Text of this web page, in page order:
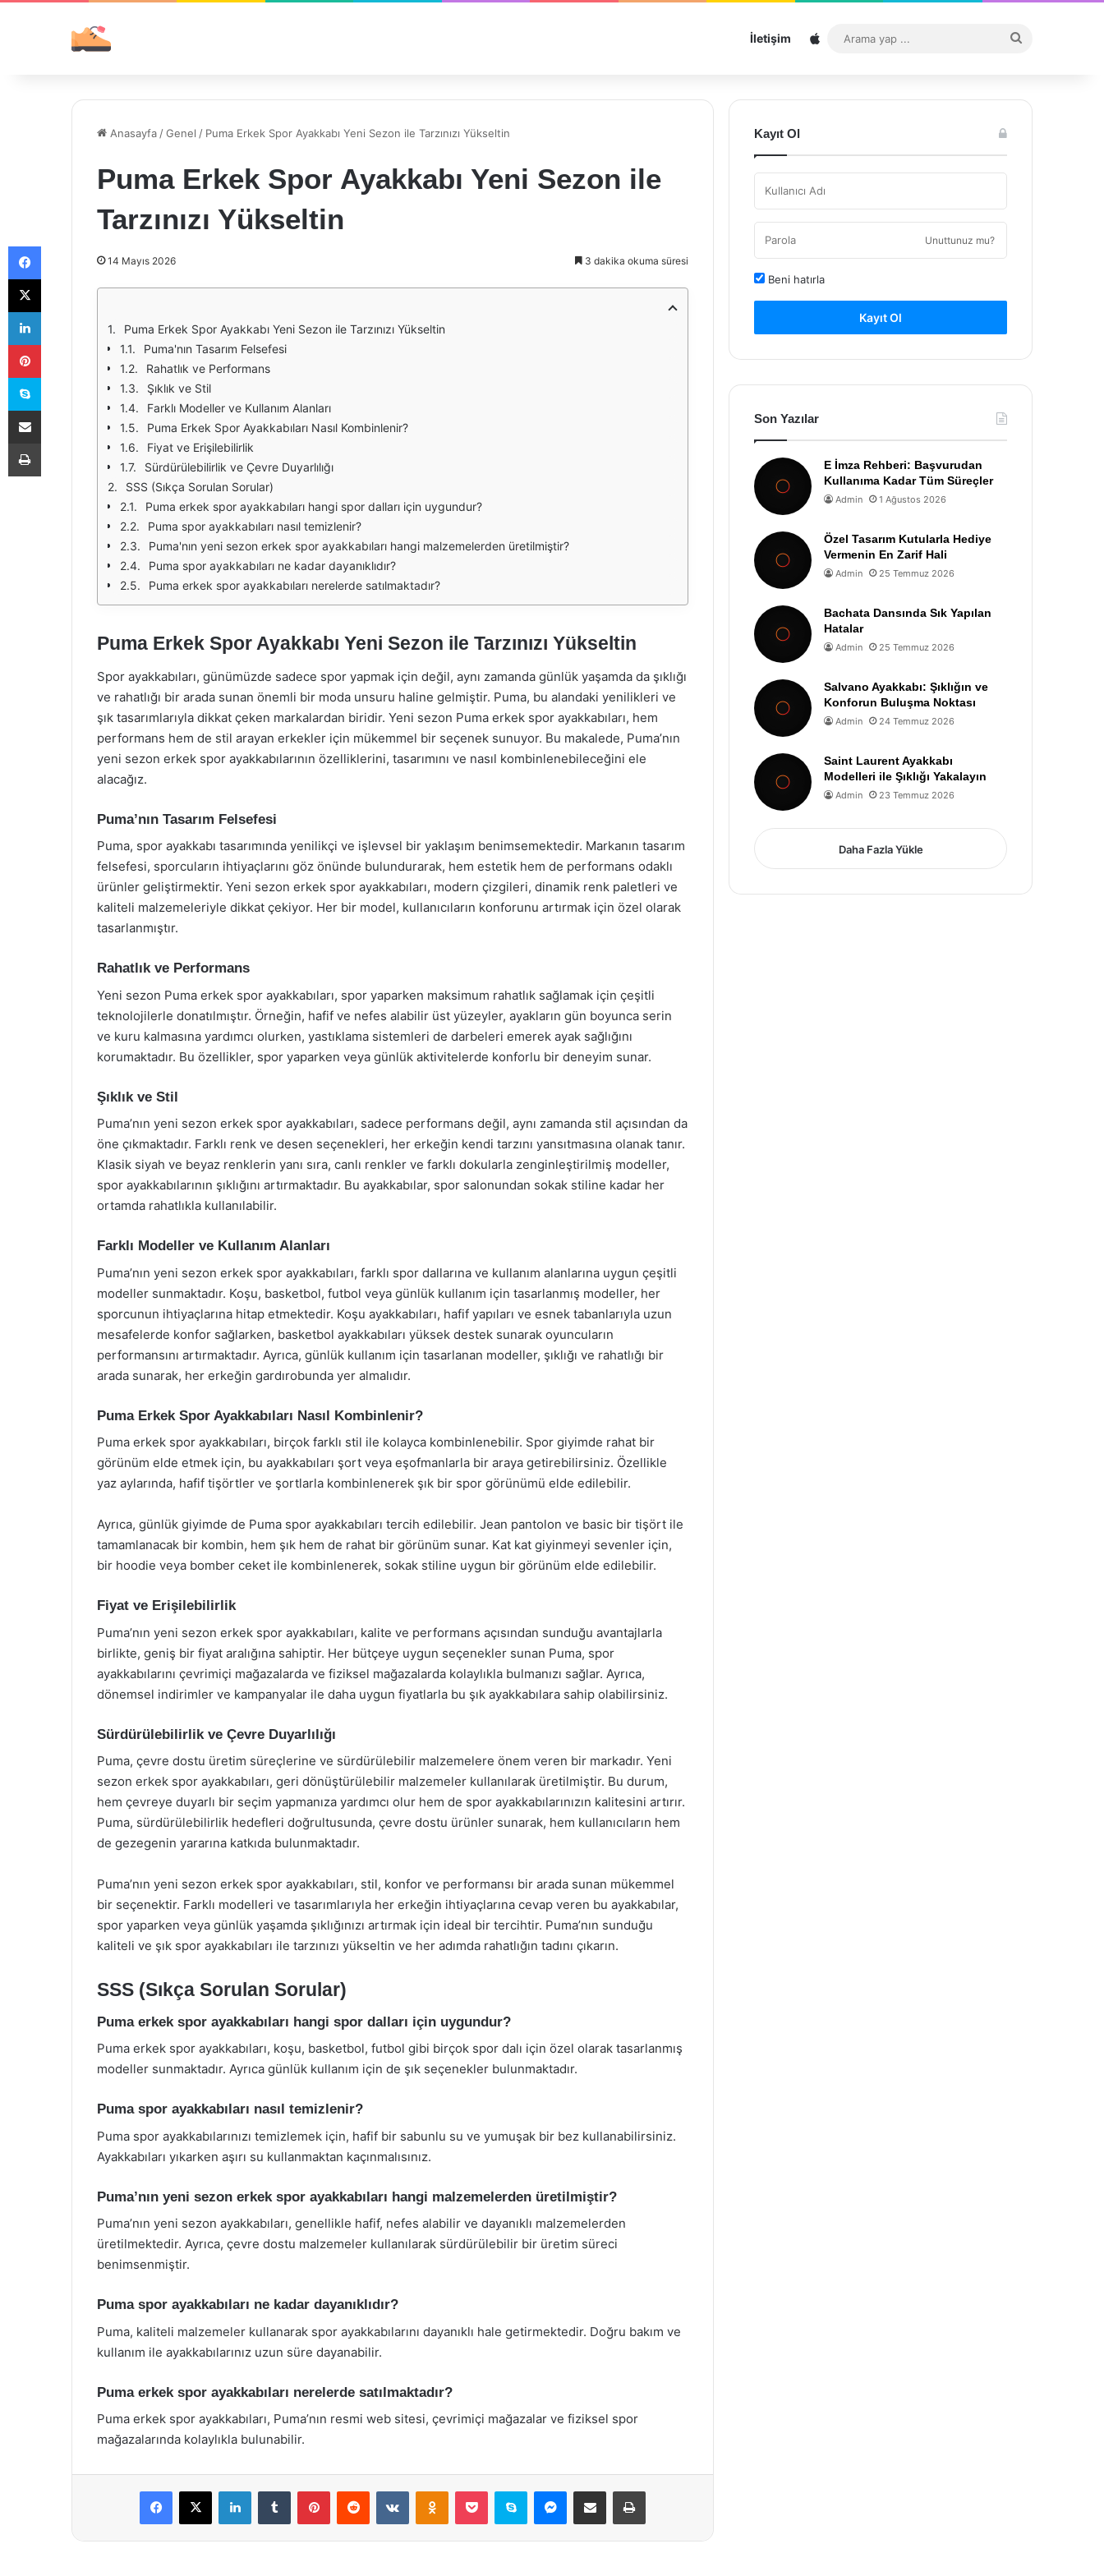
İletişim Sitemap
...
Anasayfa /Genel / Puma Erkek Spor Ayakkabı Yeni Sezon ile Tarzınızı Yükseltin
Puma Erkek Spor Ayakkabı Yeni Sezon ile
Tarzınızı Yükseltin
14 Mayıs 2026 3 dakika okuma süresi
Puma Erkek Spor Ayakkabı Yeni Sezon ile Tarzınızı Yükseltin
Puma'nın Tasarım Felsefesi
Rahatlık ve Performans
Şıklık ve Stil
Farklı Modeller ve Kullanım Alanları
Puma Erkek Spor Ayakkabıları Nasıl Kombinlenir?
Fiyat ve Erişilebilirlik
Sürdürülebilirlik ve Çevre Duyarlılığı
SSS (Sıkça Sorulan Sorular)
Puma erkek spor ayakkabıları hangi spor dalları için uygundur?
Puma spor ayakkabıları nasıl temizlenir?
Puma'nın yeni sezon erkek spor ayakkabıları hangi malzemelerden üretilmiştir?
Puma spor ayakkabıları ne kadar dayanıklıdır?
Puma erkek spor ayakkabıları nerelerde satılmaktadır?
Puma Erkek Spor Ayakkabı Yeni Sezon ile Tarzınızı Yükseltin
Spor ayakkabıları, günümüzde sadece spor yapmak için değil, aynı zamanda günlük yaşamda da şıklığı
ve rahatlığı bir arada sunan önemli bir moda unsuru haline gelmiştir. Puma, bu alandaki yenilikleri ve
şık tasarımlarıyla dikkat çeken markalardan biridir. Yeni sezon Puma erkek spor ayakkabıları, hem
performans hem de stil arayan erkekler için mükemmel bir seçenek sunuyor. Bu makalede, Puma’nın
yeni sezon erkek spor ayakkabılarının özelliklerini, tasarımını ve nasıl kombinlenebileceğini ele
alacağız.
Puma’nın Tasarım Felsefesi
Puma, spor ayakkabı tasarımında yenilikçi ve işlevsel bir yaklaşım benimsemektedir. Markanın tasarım
felsefesi, sporcuların ihtiyaçlarını göz önünde bulundurarak, hem estetik hem de performans odaklı
ürünler geliştirmektir. Yeni sezon erkek spor ayakkabıları, modern çizgileri, dinamik renk paletleri ve
kaliteli malzemeleriyle dikkat çekiyor. Her bir model, kullanıcıların konforunu artırmak için özel olarak
tasarlanmıştır.
Rahatlık ve Performans
Yeni sezon Puma erkek spor ayakkabıları, spor yaparken maksimum rahatlık sağlamak için çeşitli
teknolojilerle donatılmıştır. Örneğin, hafif ve nefes alabilir üst yüzeyler, ayakların gün boyunca serin
ve kuru kalmasına yardımcı olurken, yastıklama sistemleri de darbeleri emerek ayak sağlığını
korumaktadır. Bu özellikler, spor yaparken veya günlük aktivitelerde konforlu bir deneyim sunar.
Şıklık ve Stil
Puma’nın yeni sezon erkek spor ayakkabıları, sadece performans değil, aynı zamanda stil açısından da
öne çıkmaktadır. Farklı renk ve desen seçenekleri, her erkeğin kendi tarzını yansıtmasına olanak tanır.
Klasik siyah ve beyaz renklerin yanı sıra, canlı renkler ve farklı dokularla zenginleştirilmiş modeller,
spor ayakkabılarının şıklığını artırmaktadır. Bu ayakkabılar, spor salonundan sokak stiline kadar her
ortamda rahatlıkla kullanılabilir.
Farklı Modeller ve Kullanım Alanları
Puma’nın yeni sezon erkek spor ayakkabıları, farklı spor dallarına ve kullanım alanlarına uygun çeşitli
modeller sunmaktadır. Koşu, basketbol, futbol veya günlük kullanım için tasarlanmış modeller, her
sporcunun ihtiyaçlarına hitap etmektedir. Koşu ayakkabıları, hafif yapıları ve esnek tabanlarıyla uzun
mesafelerde konfor sağlarken, basketbol ayakkabıları yüksek destek sunarak oyuncuların
performansını artırmaktadır. Ayrıca, günlük kullanım için tasarlanan modeller, şıklığı ve rahatlığı bir
arada sunarak, her erkeğin gardırobunda yer almalıdır.
Puma Erkek Spor Ayakkabıları Nasıl Kombinlenir?
Puma erkek spor ayakkabıları, birçok farklı stil ile kolayca kombinlenebilir. Spor giyimde rahat bir
görünüm elde etmek için, bu ayakkabıları şort veya eşofmanlarla bir araya getirebilirsiniz. Özellikle
yaz aylarında, hafif tişörtler ve şortlarla kombinlenerek şık bir spor görünümü elde edilebilir.
Ayrıca, günlük giyimde de Puma spor ayakkabıları tercih edilebilir. Jean pantolon ve basic bir tişört ile
tamamlanacak bir kombin, hem şık hem de rahat bir görünüm sunar. Kat kat giyinmeyi sevenler için,
bir hoodie veya bomber ceket ile kombinlenerek, sokak stiline uygun bir görünüm elde edilebilir.
Fiyat ve Erişilebilirlik
Puma’nın yeni sezon erkek spor ayakkabıları, kalite ve performans açısından sunduğu avantajlarla
birlikte, geniş bir fiyat aralığına sahiptir. Her bütçeye uygun seçenekler sunan Puma, spor
ayakkabılarını çevrimiçi mağazalarda ve fiziksel mağazalarda kolaylıkla bulmanızı sağlar. Ayrıca,
dönemsel indirimler ve kampanyalar ile daha uygun fiyatlarla bu şık ayakkabılara sahip olabilirsiniz.
Sürdürülebilirlik ve Çevre Duyarlılığı
Puma, çevre dostu üretim süreçlerine ve sürdürülebilir malzemelere önem veren bir markadır. Yeni
sezon erkek spor ayakkabıları, geri dönüştürülebilir malzemeler kullanılarak üretilmiştir. Bu durum,
hem çevreye duyarlı bir seçim yapmanıza yardımcı olur hem de spor ayakkabılarınızın kalitesini artırır.
Puma, sürdürülebilirlik hedefleri doğrultusunda, çevre dostu ürünler sunarak, hem kullanıcıların hem
de gezegenin yararına katkıda bulunmaktadır.
Puma’nın yeni sezon erkek spor ayakkabıları, stil, konfor ve performansı bir arada sunan mükemmel
bir seçenektir. Farklı modelleri ve tasarımlarıyla her erkeğin ihtiyaçlarına cevap veren bu ayakkabılar,
spor yaparken veya günlük yaşamda şıklığınızı artırmak için ideal bir tercihtir. Puma’nın sunduğu
kaliteli ve şık spor ayakkabıları ile tarzınızı yükseltin ve her adımda rahatlığın tadını çıkarın.
SSS (Sıkça Sorulan Sorular)
Puma erkek spor ayakkabıları hangi spor dalları için uygundur?
Puma erkek spor ayakkabıları, koşu, basketbol, futbol gibi birçok spor dalı için özel olarak tasarlanmış
modeller sunmaktadır. Ayrıca günlük kullanım için de şık seçenekler bulunmaktadır.
Puma spor ayakkabıları nasıl temizlenir?
Puma spor ayakkabılarınızı temizlemek için, hafif bir sabunlu su ve yumuşak bir bez kullanabilirsiniz.
Ayakkabıları yıkarken aşırı su kullanmaktan kaçınmalısınız.
Puma’nın yeni sezon erkek spor ayakkabıları hangi malzemelerden üretilmiştir?
Puma’nın yeni sezon ayakkabıları, genellikle hafif, nefes alabilir ve dayanıklı malzemelerden
üretilmektedir. Ayrıca, çevre dostu malzemeler kullanılarak sürdürülebilir bir üretim süreci
benimsenmiştir.
Puma spor ayakkabıları ne kadar dayanıklıdır?
Puma, kaliteli malzemeler kullanarak spor ayakkabılarını dayanıklı hale getirmektedir. Doğru bakım ve
kullanım ile ayakkabılarınız uzun süre dayanabilir.
Puma erkek spor ayakkabıları nerelerde satılmaktadır?
Puma erkek spor ayakkabıları, Puma’nın resmi web sitesi, çevrimiçi mağazalar ve fiziksel spor
mağazalarında kolaylıkla bulunabilir.
Facebook
X LinkedInTumblr PinterestReddit VKontakteOdnoklassniki
Pocket Skype Messenger
E-Posta ile paylaş Yazdır
Kayıt Ol
Unuttunuz mu?
Beni hatırla
Kayıt Ol
Son Yazılar
E İmza Rehberi: Başvurudan
Kullanıma Kadar Tüm Süreçler
Admin 1 Ağustos 2026
Özel Tasarım Kutularla Hediye
Vermenin En Zarif Hali
Admin 25 Temmuz 2026
Bachata Dansında Sık Yapılan
Hatalar
Admin 25 Temmuz 2026
Salvano Ayakkabı: Şıklığın ve
Konforun Buluşma Noktası
Admin 24 Temmuz 2026
Saint Laurent Ayakkabı
Modelleri ile Şıklığı Yakalayın
Admin 23 Temmuz 2026
Daha Fazla Yükle
Facebook
X
LinkedIn
Pinterest
Skype
E-Posta ile paylaş